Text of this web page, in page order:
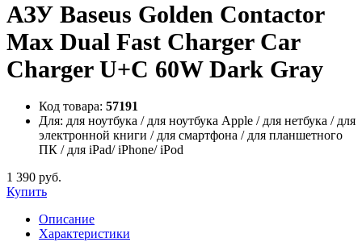
АЗУ Baseus Golden Contactor
Max Dual Fast Charger Car
Charger U+C 60W Dark Gray
Код товара: 57191
Для: для ноутбука / для ноутбука Apple / для нетбука / для
электронной книги / для смартфона / для планшетного
ПК / для iPad/ iPhone/ iPod
1 390 руб.
Купить
Описание
Характеристики